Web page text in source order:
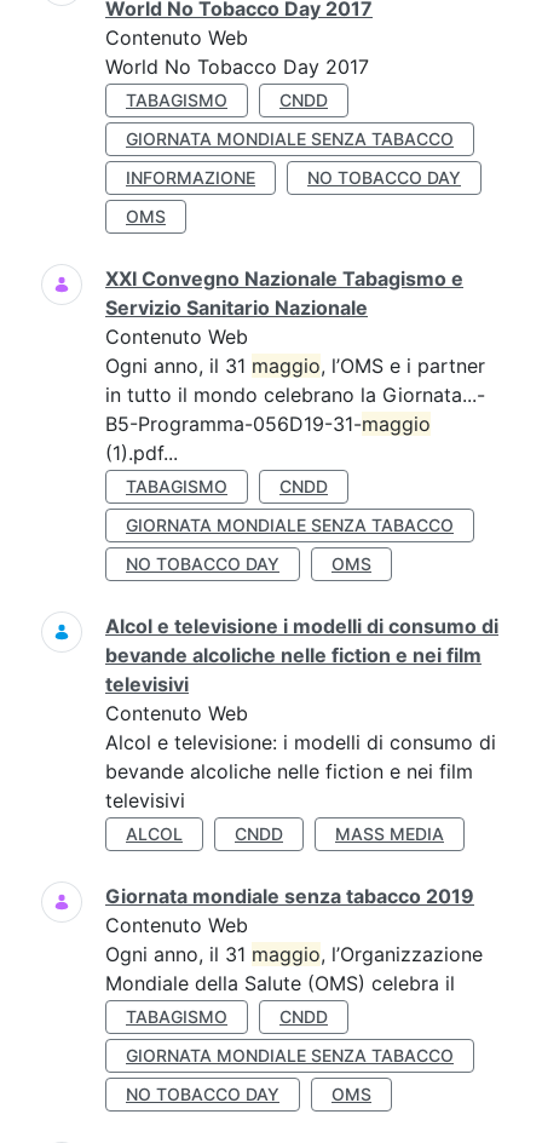
World No Tobacco Day 2017
Contenuto Web
World No Tobacco Day 2017
TABAGISMO
CNDD
GIORNATA MONDIALE SENZA TABACCO
INFORMAZIONE
NO TOBACCO DAY
OMS
XXI Convegno Nazionale Tabagismo e
Servizio Sanitario Nazionale
Contenuto Web
Ogni anno, il 31 maggio, l’OMS e i partner
in tutto il mondo celebrano la Giornata...-
B5-Programma-056D19-31-maggio
(1).pdf...
TABAGISMO
CNDD
GIORNATA MONDIALE SENZA TABACCO
NO TOBACCO DAY
OMS
Alcol e televisione i modelli di consumo di
bevande alcoliche nelle fiction e nei film
televisivi
Contenuto Web
Alcol e televisione: i modelli di consumo di
bevande alcoliche nelle fiction e nei film
televisivi
ALCOL CNDD MASS MEDIA
Giornata mondiale senza tabacco 2019
Contenuto Web
Ogni anno, il 31 maggio, l’Organizzazione
Mondiale della Salute (OMS) celebra il
TABAGISMO
CNDD
GIORNATA MONDIALE SENZA TABACCO
NO TOBACCO DAY
OMS